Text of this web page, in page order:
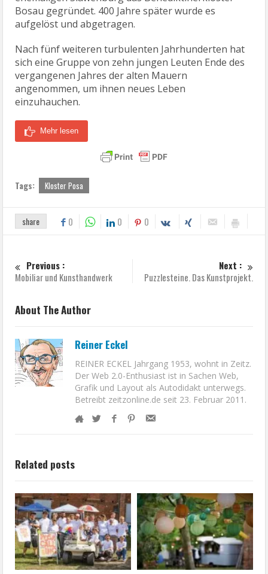
Bosau gegründet. 400 Jahre später wurde es
aufgelöst und abgetragen.
Nach fünf weiteren turbulenten Jahrhunderten hat
sich eine Gruppe von zehn jungen Leuten Ende des
vergangenen Jahres der alten Mauern
angenommen, um ihnen neues Leben
einzuhauchen.
Mehr lesen
Tags: Kloster Posa
share 0 0 0
Previous :
Mobiliar und Kunsthandwerk
Next :
Puzzlesteine. Das Kunstprojekt.
About The Author
Reiner Eckel
REINER ECKEL Jahrgang 1953, wohnt in Zeitz.
Der Web 2.0-Enthusiast ist in Sachen Web,
Grafik und Layout als Autodidakt unterwegs.
Betreibt zeitzonline.de seit 23. Februar 2011.
Related posts